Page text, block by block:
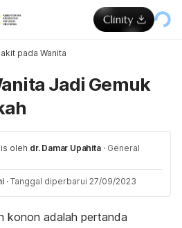
pada Wanita
Jadi Gemuk
oleh dr. Damar Upahita · General
· Tanggal diperbarui 27/09/2023
konon adalah pertanda